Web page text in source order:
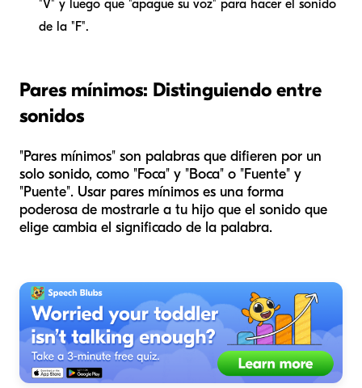
"V" y luego que "apague su voz" para hacer el sonido
de la "F".
Pares mínimos: Distinguiendo entre
sonidos
"Pares mínimos" son palabras que difieren por un
solo sonido, como "Foca" y "Boca" o "Fuente" y
"Puente". Usar pares mínimos es una forma
poderosa de mostrarle a tu hijo que el sonido que
elige cambia el significado de la palabra.